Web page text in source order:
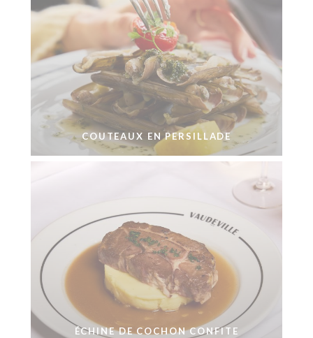
COUTEAUX EN PERSILLADE
ÉCHINE DE COCHON CONFITE